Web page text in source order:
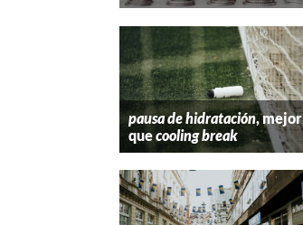
pausa de hidratación, mejor
quecooling break